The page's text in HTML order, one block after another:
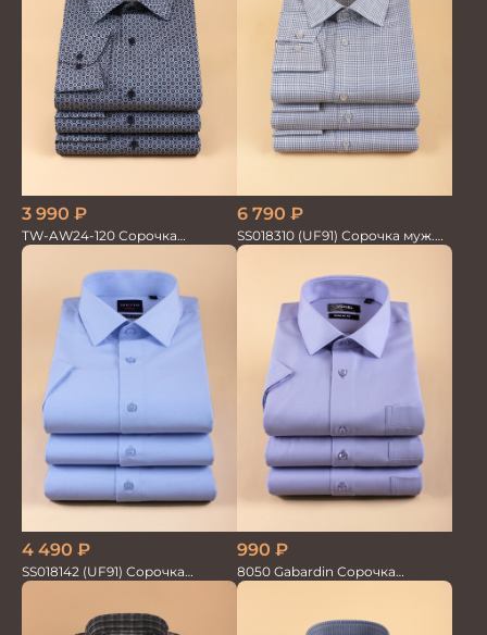
3 990 ₽
TW-AW24-120 Сорочка
мужская
6 790 ₽
SS018310 (UF91) Сорочка муж.
GROSTYLE TRENDY
4 490 ₽
SS018142 (UF91) Сорочка
мужская GROSTYLE TRENDY
990 ₽
8050 Gabardin Сорочка
мужская кор.рукав